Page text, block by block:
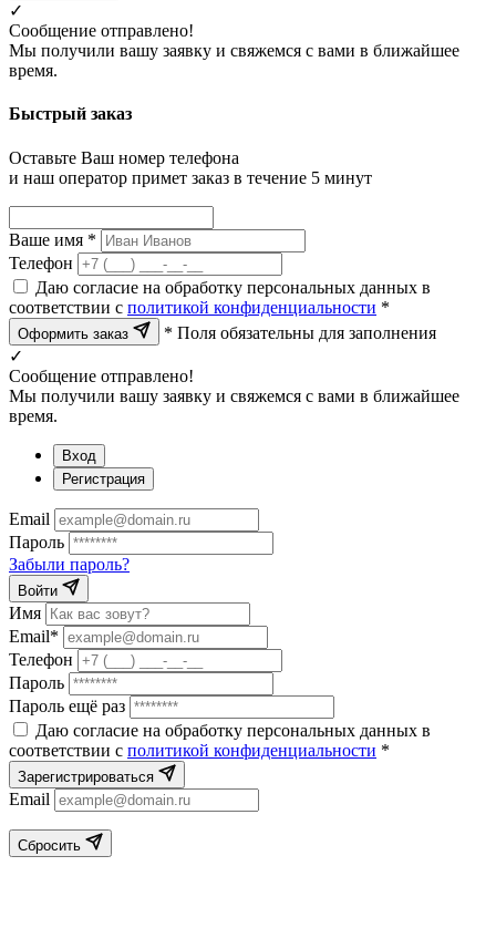
✓
Сообщение отправлено!
Мы получили вашу заявку и свяжемся с вами в ближайшее
время.
Быстрый заказ
Оставьте Ваш номер телефона
и наш оператор примет заказ в течение 5 минут
Ваше имя *
Телефон
Даю согласие на обработку персональных данных в
соответствии с политикой конфиденциальности *
Оформить заказ
* Поля обязательны для заполнения
✓
Сообщение отправлено!
Мы получили вашу заявку и свяжемся с вами в ближайшее
время.
Вход
Регистрация
Email
Пароль
Забыли пароль?
Войти
Имя
Email*
Телефон
Пароль
Пароль ещё раз
Даю согласие на обработку персональных данных в
соответствии с политикой конфиденциальности *
Зарегистрироваться
Email
Сбросить